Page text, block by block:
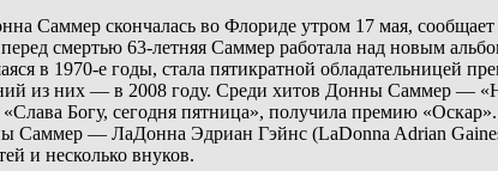
Саммер скончалась во Флориде утром 17 мая,
смертью 63-летняя Саммер работала над новым
в 1970-е годы, стала пятикратной обладательницей
из них — в 2008 году. Среди хитов Донны Саммер —
Богу, сегодня пятница», получила премию «Оскар».
Саммер — ЛаДонна Эдриан Гэйнс (LaDonna Adrian
и несколько внуков.